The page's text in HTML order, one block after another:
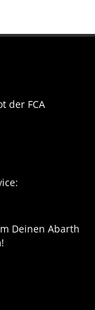
der FCA
Deinen Abarth